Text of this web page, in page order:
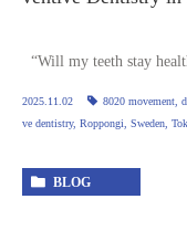
“Will my teeth stay
2025.11.02 8020 movement
ve dentistry, Roppongi Sweden
BLOG